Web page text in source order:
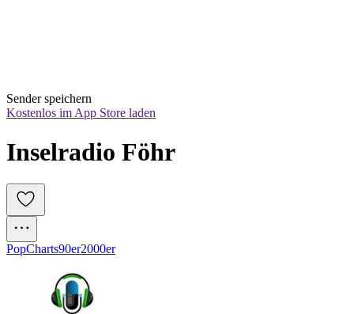
Sender speichern
Kostenlos im App Store laden
Inselradio Föhr
PopCharts90er2000er